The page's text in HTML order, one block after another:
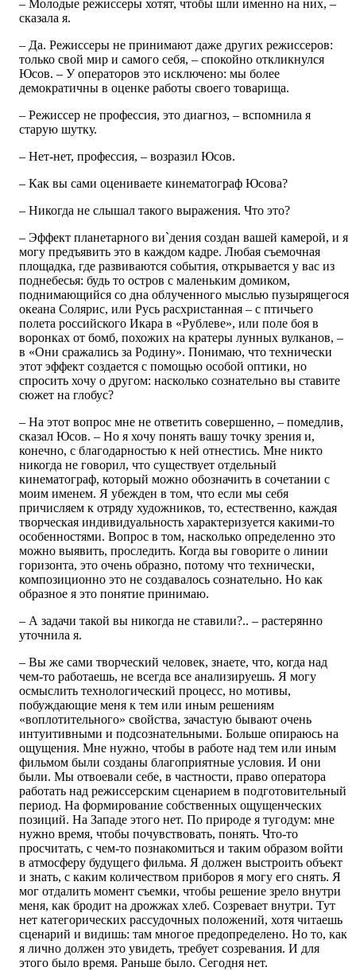
– Молодые режиссеры хотят, чтобы шли именно на них, –
сказала я.
– Да. Режиссеры не принимают даже других режиссеров:
только свой мир и самого себя, – спокойно откликнулся
Юсов. – У операторов это исключено: мы более
демократичны в оценке работы своего товарища.
– Режиссер не профессия, это диагноз, – вспомнила я
старую шутку.
– Нет-нет, профессия, – возразил Юсов.
– Как вы сами оцениваете кинематограф Юсова?
– Никогда не слышал такого выражения. Что это?
– Эффект планетарного ви`дения создан вашей камерой, и я
могу предъявить это в каждом кадре. Любая съемочная
площадка, где развиваются события, открывается у вас из
поднебесья: будь то остров с маленьким домиком,
поднимающийся со дна облученного мыслью пузырящегося
океана Солярис, или Русь расхристанная – с птичьего
полета российского Икара в «Рублеве», или поле боя в
воронках от бомб, похожих на кратеры лунных вулканов, –
в «Они сражались за Родину». Понимаю, что технически
этот эффект создается с помощью особой оптики, но
спросить хочу о другом: насколько сознательно вы ставите
сюжет на глобус?
– На этот вопрос мне не ответить совершенно, – помедлив,
сказал Юсов. – Но я хочу понять вашу точку зрения и,
конечно, с благодарностью к ней отнестись. Мне никто
никогда не говорил, что существует отдельный
кинематограф, который можно обозначить в сочетании с
моим именем. Я убежден в том, что если мы себя
причисляем к отряду художников, то, естественно, каждая
творческая индивидуальность характеризуется какими-то
особенностями. Вопрос в том, насколько определенно это
можно выявить, проследить. Когда вы говорите о линии
горизонта, это очень образно, потому что технически,
композиционно это не создавалось сознательно. Но как
образное я это понятие принимаю.
– А задачи такой вы никогда не ставили?.. – растерянно
уточнила я.
– Вы же сами творческий человек, знаете, что, когда над
чем-то работаешь, не всегда все анализируешь. Я могу
осмыслить технологический процесс, но мотивы,
побуждающие меня к тем или иным решениям
«воплотительного» свойства, зачастую бывают очень
интуитивными и подсознательными. Больше опираюсь на
ощущения. Мне нужно, чтобы в работе над тем или иным
фильмом были созданы благоприятные условия. И они
были. Мы отвоевали себе, в частности, право оператора
работать над режиссерским сценарием в подготовительный
период. На формирование собственных ощущенческих
позиций. На Западе этого нет. По природе я тугодум: мне
нужно время, чтобы почувствовать, понять. Что-то
просчитать, с чем-то познакомиться и таким образом войти
в атмосферу будущего фильма. Я должен выстроить объект
и знать, с каким количеством приборов я могу его снять. Я
мог отдалить момент съемки, чтобы решение зрело внутри
меня, как бродит на дрожжах хлеб. Созревает внутри. Тут
нет категорических рассудочных положений, хотя читаешь
сценарий и видишь: там многое предопределено. Но то, как
я лично должен это увидеть, требует созревания. И для
этого было время. Раньше было. Сегодня нет.